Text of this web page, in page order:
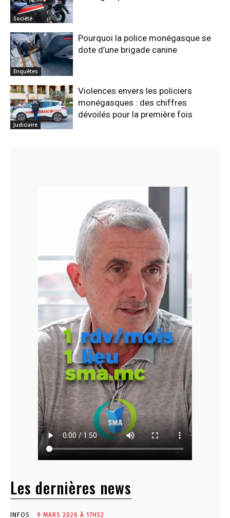
Société
Enquêtes
Pourquoi la police monégasque se
dote d’une brigade canine
Judiciaire
Violences envers les policiers
monégasques : des chiffres
dévoilés pour la première fois
Les dernières news
INFOS 9 MARS 2026 À 17H52